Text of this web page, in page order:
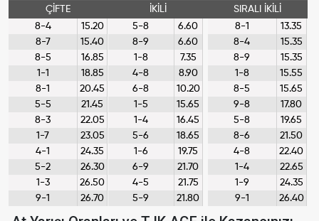
ÇİFTE
8-4
15.20
8-7
15.40
8-5
16.85
1-1
18.85
8-1
20.45
5-5
21.45
8-3
22.05
1-7
23.05
4-1
24.35
5-2
26.30
1-3
26.50
9-1
26.70
İKİLİ
5-8
6.60
8-9
6.60
1-8
7.35
4-8
8.90
6-8
10.20
1-5
15.65
1-4
16.45
5-6
18.65
1-6
19.75
6-9
21.70
4-5
21.75
5-9
21.80
SIRALI İKİLİ
8-1
13.35
8-4
15.35
8-9
15.35
1-8
15.55
8-5
15.65
9-8
17.80
5-8
19.65
8-6
21.50
4-8
22.40
1-4
22.65
1-9
24.35
9-1
26.40